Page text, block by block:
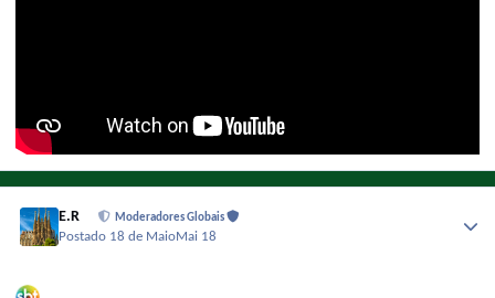
E.R Moderadores Globais
Postado 18 de MaioMai 18